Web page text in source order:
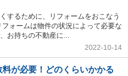
するために、リフォームをおこなう
ォームは物件の状況によって必要な
お持ちの不動産に...
2022-10-14
が必要！どのくらいかかる